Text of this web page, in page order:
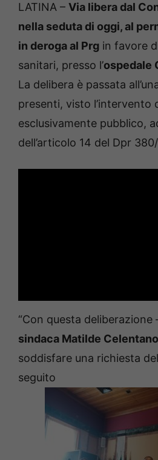
LATINA – Via libera dal
nella seduta di oggi, al
in deroga al Prg in favore
sanitari, presso l’ospedale
La delibera è passata
presenti, visto l’intervento
esclusivamente pubblico,
dell’articolo 14 del Dpr
“Con questa deliberazione
sindaca Matilde
soddisfare una richiesta
seguito